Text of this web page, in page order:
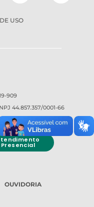
USO
909
44.857.357/0001-66
Presencial
OUVIDORIA